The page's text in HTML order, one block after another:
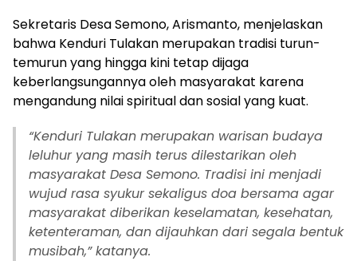
Sekretaris Desa Semono, Arismanto, menjelaskan
bahwa Kenduri Tulakan merupakan tradisi turun-
temurun yang hingga kini tetap dijaga
keberlangsungannya oleh masyarakat karena
mengandung nilai spiritual dan sosial yang kuat.
“Kenduri Tulakan merupakan warisan budaya
leluhur yang masih terus dilestarikan oleh
masyarakat Desa Semono. Tradisi ini menjadi
wujud rasa syukur sekaligus doa bersama agar
masyarakat diberikan keselamatan, kesehatan,
ketenteraman, dan dijauhkan dari segala bentuk
musibah,” katanya.